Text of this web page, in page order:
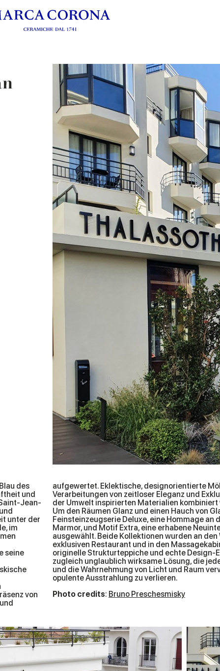
des
und
Jean-
unter der
im
seine
von
aufgewertet. Eklektische, designorientierte
Verarbeitungen von zeitloser Eleganz und
der Umwelt inspirierten Materialien kombiniert
Um den Räumen Glanz und einen Hauch von
Feinsteinzeugserie Deluxe, eine Hommage
Marmor, und Motif Extra, eine erhabene
ausgewählt. Beide Kollektionen wurden an
exklusiven Restaurant und in den
originelle Strukturteppiche und echte Design-
zugleich unglaublich wirksame Lösung, die
und die Wahrnehmung von Licht und Raum
opulente Ausstrahlung zu verlieren.
Photo credits: Bruno Preschesmisky